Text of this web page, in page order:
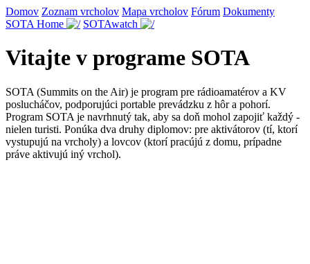
Domov Zoznam vrcholov Mapa vrcholov Fórum Dokumenty
SOTA Home
SOTAwatch
Vitajte v programe SOTA
SOTA (Summits on the Air) je program pre rádioamatérov a KV
poslucháčov, podporujúci portable prevádzku z hôr a pohorí.
Program SOTA je navrhnutý tak, aby sa doň mohol zapojiť každý -
nielen turisti. Ponúka dva druhy diplomov: pre aktivátorov (tí, ktorí
vystupujú na vrcholy) a lovcov (ktorí pracújú z domu, prípadne
práve aktivujú iný vrchol).